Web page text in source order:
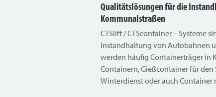
Qualitätslösungen für die
Kommunalstraßen
CTSlift / CTScontainer – Systeme
Instandhaltung von Autobahnen
werden häufig Containerträger in
Containern, Gießcontainer für
Winterdienst oder auch